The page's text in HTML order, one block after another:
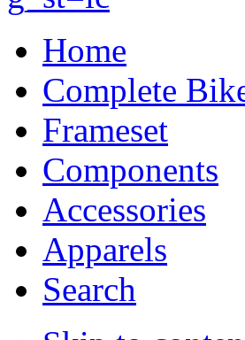
Home
Complete
Frameset
Components
Accessories
Apparels
Search